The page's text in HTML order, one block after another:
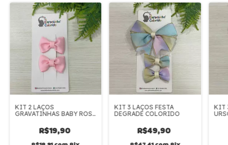
KIT 2 LAÇOS
GRAVATINHAS BABY ROSA
R$19,90
KIT 3 LAÇOS FESTA
DEGRADE COLORIDO
R$49,90
KIT